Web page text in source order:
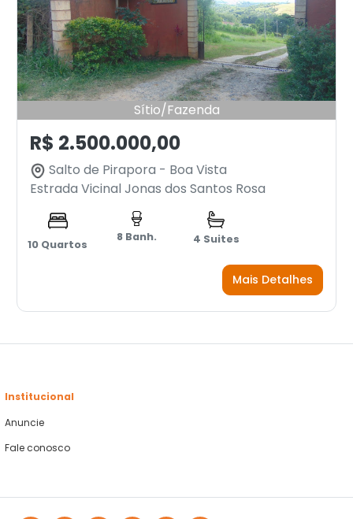
Sítio/Fazenda
R$ 2.500.000,00
Salto de Pirapora - Boa Vista
Estrada Vicinal Jonas dos Santos Rosa
10 Quartos
8 Banh. 4 Suites
Mais Detalhes
Institucional
Anuncie
Fale conosco